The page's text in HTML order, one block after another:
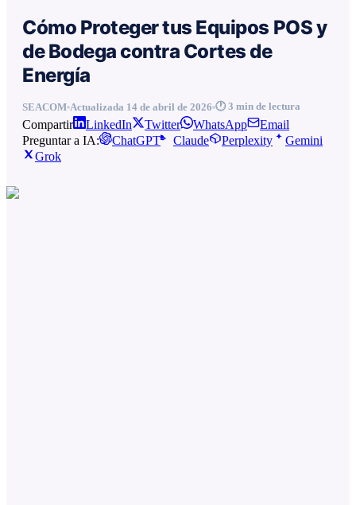
Cómo Proteger tus Equipos POS y
de Bodega contra Cortes de
Energía
SEACOM Actualizada 14 de abril de 2026 🕐 3 min de lectura
Compartir LinkedIn Twitter WhatsApp
Email
Preguntar a IA:
ChatGPT Claude Perplexity
Gemini
Grok